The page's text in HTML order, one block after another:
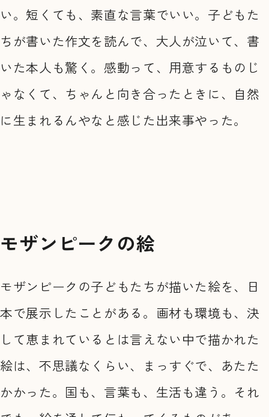
い。短くても、素直な言葉でいい。子どもた
ちが書いた作文を読んで、大人が泣いて、書
いた本人も驚く。感動って、用意するものじ
ゃなくて、ちゃんと向き合ったときに、自然
に生まれるんやなと感じた出来事やった。
モザンピークの絵
モザンピークの子どもたちが描いた絵を、日
本で展示したことがある。画材も環境も、決
して恵まれているとは言えない中で描かれた
絵は、不思議なくらい、まっすぐで、あたた
かかった。国も、言葉も、生活も違う。それ